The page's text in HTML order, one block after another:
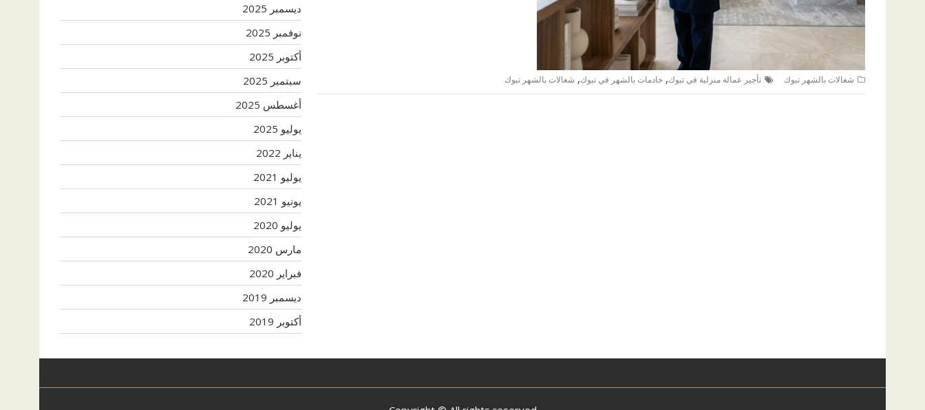
شغالات بالشهر تبوك تأجير عمالة منزلية في تبوك, خادمات بالشهر في تبوك, شغالات بالشهر تبوك
ديسمبر 2025
نوفمبر 2025
أكتوبر 2025
سبتمبر 2025
أغسطس 2025
يوليو 2025
يناير 2022
يوليو 2021
يونيو 2021
يوليو 2020
مارس 2020
فبراير 2020
ديسمبر 2019
أكتوبر 2019